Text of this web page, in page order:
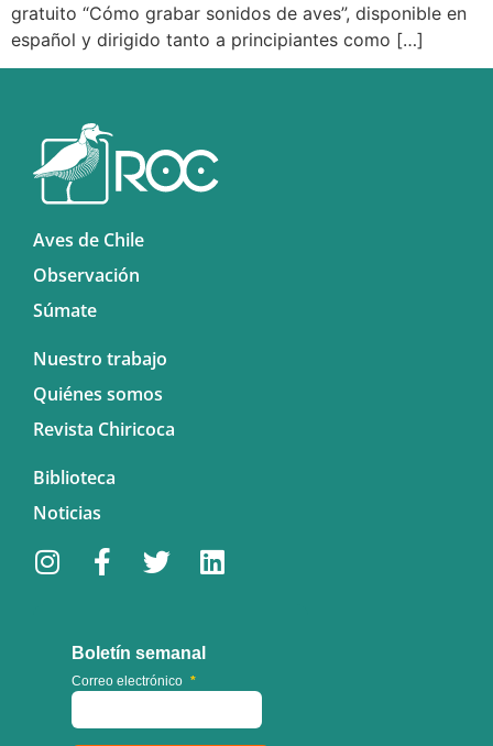
gratuito “Cómo grabar sonidos de aves”, disponible en
español y dirigido tanto a principiantes como […]
Aves de Chile
Observación
Súmate
Nuestro trabajo
Quiénes somos
Revista Chiricoca
Biblioteca
Noticias
Boletín semanal
Correo electrónico *